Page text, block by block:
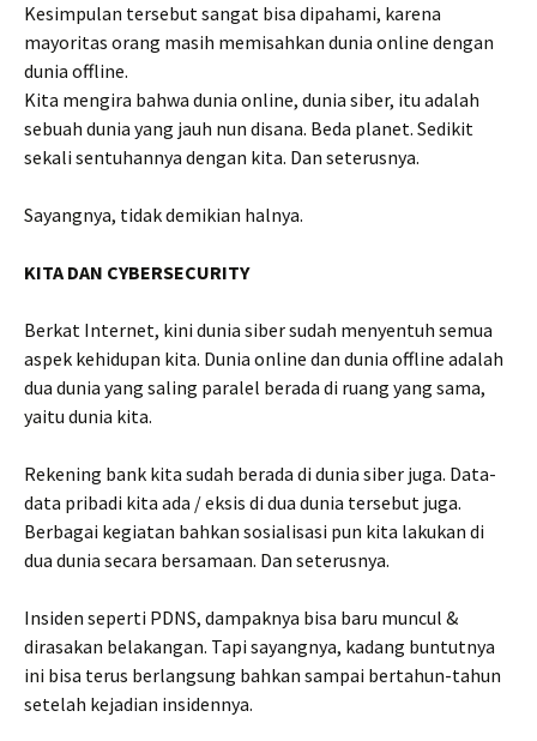
Kesimpulan tersebut sangat bisa dipahami, karena
mayoritas orang masih memisahkan dunia online dengan
dunia offline.
Kita mengira bahwa dunia online, dunia siber, itu adalah
sebuah dunia yang jauh nun disana. Beda planet. Sedikit
sekali sentuhannya dengan kita. Dan seterusnya.
Sayangnya, tidak demikian halnya.
KITA DAN CYBERSECURITY
Berkat Internet, kini dunia siber sudah menyentuh semua
aspek kehidupan kita. Dunia online dan dunia offline adalah
dua dunia yang saling paralel berada di ruang yang sama,
yaitu dunia kita.
Rekening bank kita sudah berada di dunia siber juga. Data-
data pribadi kita ada / eksis di dua dunia tersebut juga.
Berbagai kegiatan bahkan sosialisasi pun kita lakukan di
dua dunia secara bersamaan. Dan seterusnya.
Insiden seperti PDNS, dampaknya bisa baru muncul &
dirasakan belakangan. Tapi sayangnya, kadang buntutnya
ini bisa terus berlangsung bahkan sampai bertahun-tahun
setelah kejadian insidennya.